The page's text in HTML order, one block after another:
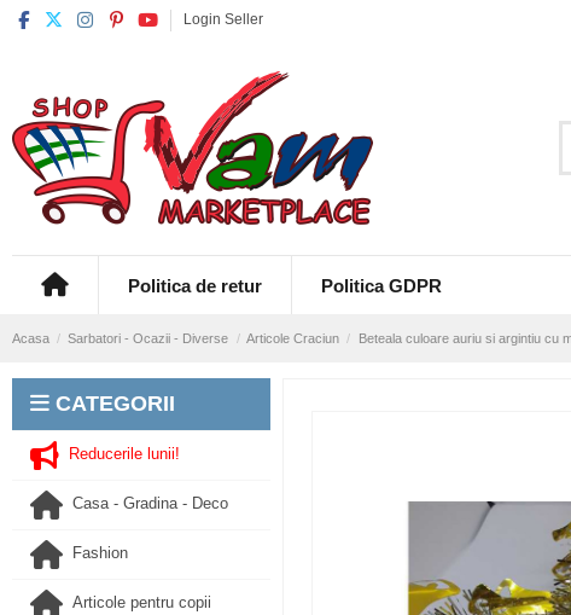
Login Seller
Politica de retur Politica GDPR
Acasa Sarbatori - Ocazii - Diverse Articole Craciun Beteala culoare auriu si argintiu cu
CATEGORII
Reducerile lunii!
Casa - Gradina - Deco
Fashion
Articole pentru copii